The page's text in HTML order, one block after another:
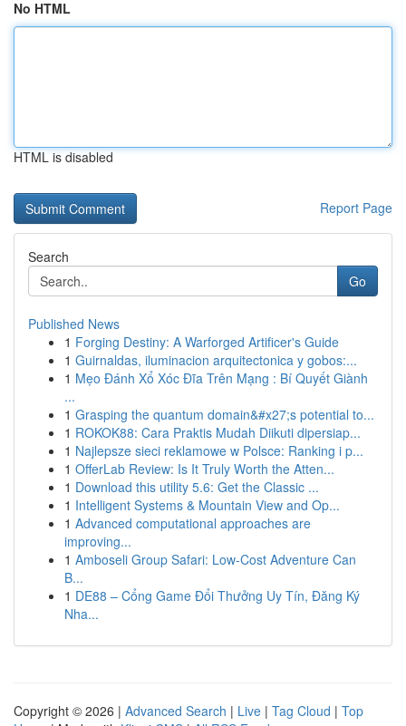
No HTML
HTML is disabled
Report Page
Search
Go
Published News
1 Forging Destiny: A Warforged Artificer's Guide
1 Guirnaldas, iluminacion arquitectonica y gobos:...
1 Mẹo Đánh Xổ Xóc Đĩa Trên Mạng : Bí Quyết Giành
...
1 Grasping the quantum domain&#x27;s potential to...
1 ROKOK88: Cara Praktis Mudah Diikuti dipersiap...
1 Najlepsze sieci reklamowe w Polsce: Ranking i p...
1 OfferLab Review: Is It Truly Worth the Atten...
1 Download this utility 5.6: Get the Classic ...
1 Intelligent Systems & Mountain View and Op...
1 Advanced computational approaches are
improving...
1 Amboseli Group Safari: Low-Cost Adventure Can
B...
1 DE88 – Cổng Game Đổi Thưởng Uy Tín, Đăng Ký
Nha...
Copyright © 2026 | Advanced Search | Live | Tag Cloud | Top